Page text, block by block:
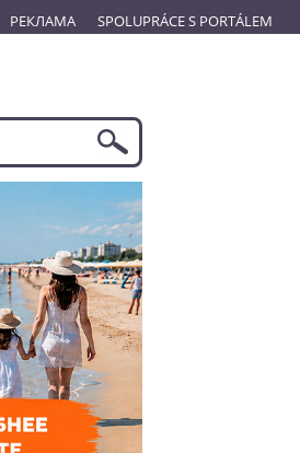
РЕКЛАМА SPOLUPRÁCE S PORTÁLEM